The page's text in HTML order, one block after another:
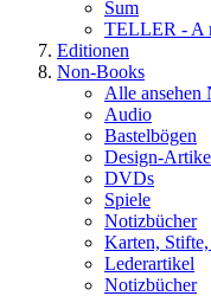
Sum
TELLER - A
Editionen
Non-Books
Alle ansehen
Audio
Bastelbögen
Design-
DVDs
Spiele
Notizbücher
Karten,
Lederartikel
Notizbücher